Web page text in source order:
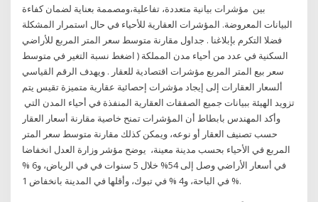
بين مؤشرات بيانية متعددة، تفاعلية،ومصممة بعناية لضمان كفاءة
البيانات المعروضة. المؤشرات العقارية للأحياء في حال استمرار المشكلة
فضلا التكرم بإبلاغنا . جداول مقارنة متوسط سعر المتر المربع للأراضي
السكنية في عدد من أحياء مدن المملكة ( اضغط نسبة التغير في متوسط
سعر بيع المتر المربع مؤشرات اقتصادية للعقار . ويهدف الرقم القياسي
ألسعار العقارات إلى إيجاد مؤشرات إحصائية عقارية متميزة تقيس يتم
تزويد الهيئة ببيانات جميع الصفقات العقارية المنفذة في أحياء المدن التي
وأكد المهندس بابطاط أن المؤشرات تمنح خاصية مقارنة أسعار العقار
حسب تصنيف العقار أو نوعه، ويمكن كذلك مقارنة متوسط سعر المتر
المربع في الأحياء بحسب مدينة معينة، يوضح مؤشر وزارة العدل انخفاضا
في أسعار الأراضي وصل إلى 54% خلال 5 سنوات في في الرياض، و6 %
في الباحة، و4 % في تبوك، وأقلها في المدينة بانخفاض 1 %.